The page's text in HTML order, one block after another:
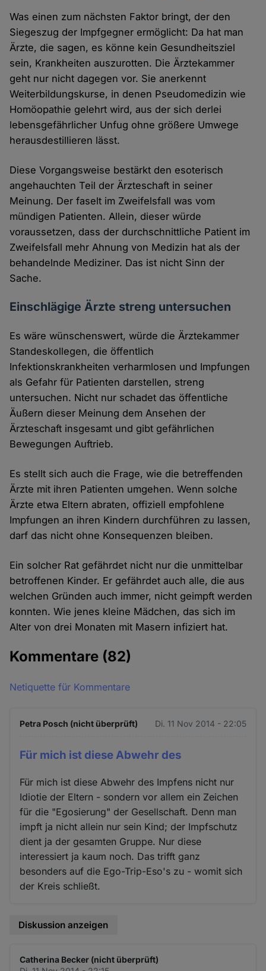
Was einen zum nächsten Faktor bringt, der den
Siegeszug der Impfgegner ermöglicht: Da hat man
Ärzte, die sagen, es könne kein Gesundheitsziel
sein, Krankheiten auszurotten. Die Ärztekammer
geht nur nicht dagegen vor. Sie anerkennt
Weiterbildungskurse, in denen Pseudomedizin wie
Homöopathie gelehrt wird, aus der sich derlei
lebensgefährlicher Unfug ohne größere Umwege
herausdestillieren lässt.
Diese Vorgangsweise bestärkt den esoterisch
angehauchten Teil der Ärzteschaft in seiner
Meinung. Der faselt im Zweifelsfall was vom
mündigen Patienten. Allein, dieser würde
voraussetzen, dass der durchschnittliche Patient im
Zweifelsfall mehr Ahnung von Medizin hat als der
behandelnde Mediziner. Das ist nicht Sinn der
Sache.
Einschlägige Ärzte streng untersuchen
Es wäre wünschenswert, würde die Ärztekammer
Standeskollegen, die öffentlich
Infektionskrankheiten verharmlosen und Impfungen
als Gefahr für Patienten darstellen, streng
untersuchen. Nicht nur schadet das öffentliche
Äußern dieser Meinung dem Ansehen der
Ärzteschaft insgesamt und gibt gefährlichen
Bewegungen Auftrieb.
Es stellt sich auch die Frage, wie die betreffenden
Ärzte mit ihren Patienten umgehen. Wenn solche
Ärzte etwa Eltern abraten, offiziell empfohlene
Impfungen an ihren Kindern durchführen zu lassen,
darf das nicht ohne Konsequenzen bleiben.
Ein solcher Rat gefährdet nicht nur die unmittelbar
betroffenen Kinder. Er gefährdet auch alle, die aus
welchen Gründen auch immer, nicht geimpft werden
konnten. Wie jenes kleine Mädchen, das sich im
Alter von drei Monaten mit Masern infiziert hat.
Kommentare (82)
Netiquette für Kommentare
Petra Posch (nicht überprüft) Di. 11 Nov 2014 - 22:05
Für mich ist diese Abwehr des
Für mich ist diese Abwehr des Impfens nicht nur
Idiotie der Eltern - sondern vor allem ein Zeichen
für die "Egosierung" der Gesellschaft. Denn man
impft ja nicht allein nur sein Kind; der Impfschutz
dient ja der gesamten Gruppe. Nur diese
interessiert ja kaum noch. Das trifft ganz
besonders auf die Ego-Trip-Eso's zu - womit sich
der Kreis schließt.
Diskussion anzeigen
Catherina Becker (nicht überprüft)